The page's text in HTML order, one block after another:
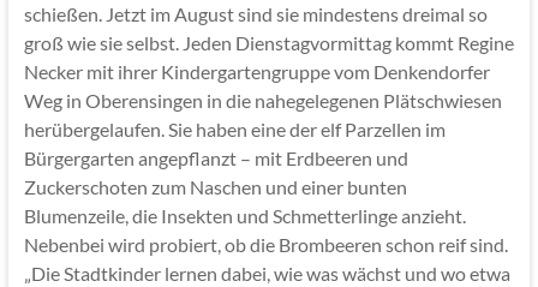
schießen. Jetzt im August sind sie mindestens dreimal so
groß wie sie selbst. Jeden Dienstagvormittag kommt Regine
Necker mit ihrer Kindergartengruppe vom Denkendorfer
Weg in Oberensingen in die nahegelegenen Plätschwiesen
herübergelaufen. Sie haben eine der elf Parzellen im
Bürgergarten angepflanzt – mit Erdbeeren und
Zuckerschoten zum Naschen und einer bunten
Blumenzeile, die Insekten und Schmetterlinge anzieht.
Nebenbei wird probiert, ob die Brombeeren schon reif sind.
„Die Stadtkinder lernen dabei, wie was wächst und wo etwa